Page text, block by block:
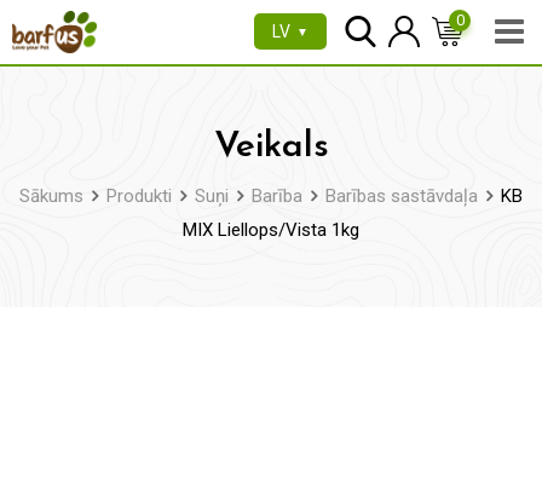
uz
LV ▼
0
Veikals
Sākums Produkti Suņi Barība Barības sastāvdaļa
KB
MIX Liellops/Vista 1kg